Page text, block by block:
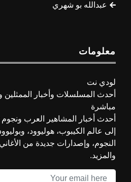
عبدالله بو شهري
معلومات
لودي نت
أحدث المسلسلات وأخبار الممثلين
مباشرة
أحدث أخبار المشاهير العرب ونجوم
إلى عالم الكيبوب، هوليوود،
النجوم، وإصدارات جديدة من
والمزيد.